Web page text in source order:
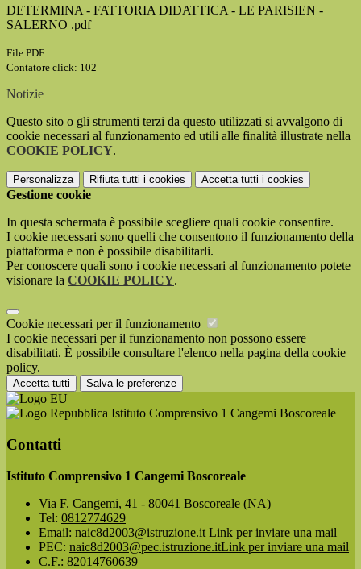
DETERMINA - FATTORIA DIDATTICA - LE PARISIEN -
SALERNO .pdf
File PDF
Contatore click: 102
Notizie
Questo sito o gli strumenti terzi da questo utilizzati si avvalgono di
cookie necessari al funzionamento ed utili alle finalità illustrate nella
COOKIE POLICY.
Personalizza Rifiuta tutti i cookies Accetta tutti i cookies
Gestione cookie
In questa schermata è possibile scegliere quali cookie consentire.
I cookie necessari sono quelli che consentono il funzionamento della
piattaforma e non è possibile disabilitarli.
Per conoscere quali sono i cookie necessari al funzionamento potete
visionare la COOKIE POLICY.
Cookie necessari per il funzionamento
I cookie necessari per il funzionamento non possono essere
disabilitati. È possibile consultare l'elenco nella pagina della cookie
policy.
Accetta tutti Salva le preferenze
Istituto Comprensivo 1 Cangemi Boscoreale
Contatti
Istituto Comprensivo 1 Cangemi Boscoreale
Via F. Cangemi, 41 - 80041 Boscoreale (NA)
Tel: 0812774629
Email: naic8d2003@istruzione.it Link per inviare una mail
PEC: naic8d2003@pec.istruzione.itLink per inviare una mail
C.F.: 82014760639